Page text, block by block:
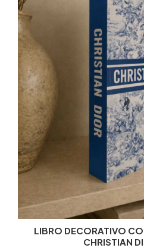
LIBRO DECORATIVO
CHRISTIAN